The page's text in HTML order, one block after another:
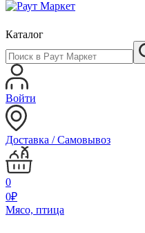
Каталог
Войти
Доставка / Самовывоз
0
0₽
Мясо, птица